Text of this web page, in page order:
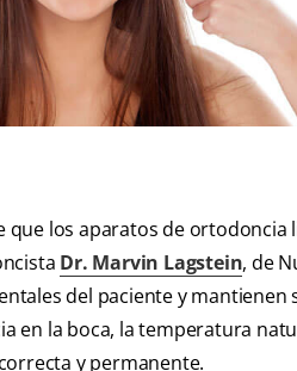
que los aparatos de
Dr. Marvin Lagstein, de
del paciente y
en la boca, la temperatura
y permanente.